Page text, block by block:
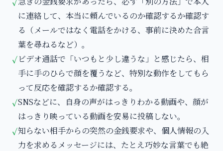
に連絡して、本当に頼んでいるのか確認するか確認す
る（メールではなく電話をかける、事前に決めた合言
葉を尋ねるなど）。
✓ビデオ通話で「いつもと少し違うな」と感じたら、相
手に手のひらで顔を覆うなど、特別な動作をしてもら
って反応を確認するか確認する。
✓SNSなどに、自身の声がはっきりわかる動画や、顔が
はっきり映っている動画を安易に投稿しない。
✓知らない相手からの突然の金銭要求や、個人情報の入
力を求めるメッセージには、たとえ巧妙な言葉でも絶